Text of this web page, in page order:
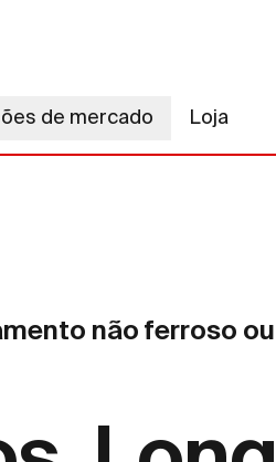
de mercado Loja
não ferroso ou